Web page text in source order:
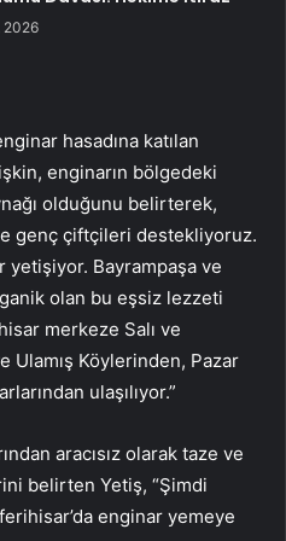
2026
hasadına katılan
enginarın bölgedeki
olduğunu belirterek,
genç çiftçileri destekliyoruz.
Bayrampaşa ve
olan bu eşsiz lezzeti
merkeze Salı ve
Ulamış Köylerinden, Pazar
ulaşılıyor.”
aracısız olarak taze ve
belirten Yetiş, “Şimdi
enginar yemeye